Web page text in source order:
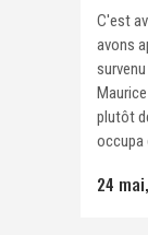
C'est
avons
plutôt
occupa
24